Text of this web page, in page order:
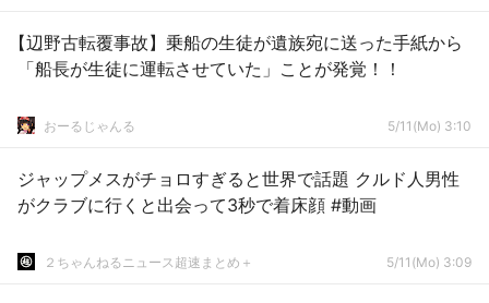
【辺野古転覆事故】乗船の生徒が遺族宛に送った手紙から
「船長が生徒に運転させていた」ことが発覚！！
おーるじゃんる 5/11(Mo) 3:10
ジャップメスがチョロすぎると世界で話題 クルド人男性
がクラブに行くと出会って3秒で着床顔 #動画
２ちゃんねるニュース超速まとめ＋ 5/11(Mo) 3:09